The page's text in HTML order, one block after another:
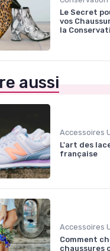
Le Secret
vos
la
aussi
Accessoires
L'art des
française
Accessoires
Comment
chaussures